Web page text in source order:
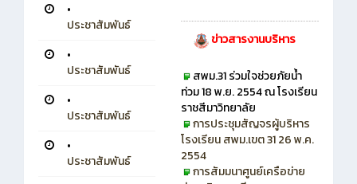
•
ประชาสัมพันธ์
•
ประชาสัมพันธ์
•
ประชาสัมพันธ์
•
ประชาสัมพันธ์
ข่าวสารงานบริหาร
สพม.31 ร่วมใจช่วยภัยน้ำ
ท่วม 18 พ.ย. 2554 ณ โรงเรียน
ราชสีมาวิทยาลัย
การประชุมสัญจรผู้บริหาร
โรงเรียน สพม.เขต 31 26 พ.ค.
2554
การสัมมนาศูนย์เครือข่าย